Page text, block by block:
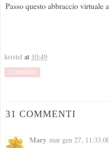
Passo questo abbraccio virtuale
kristel at 10:49
Condividi
31 COMMENTI
Mary mar gen 27,